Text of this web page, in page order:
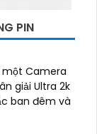
PIN
một Camera
giải Ultra 2k